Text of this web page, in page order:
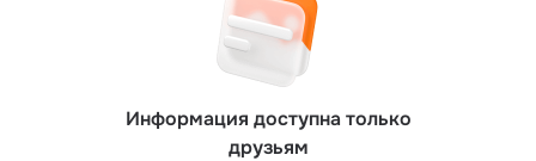
Информация доступна только
друзьям